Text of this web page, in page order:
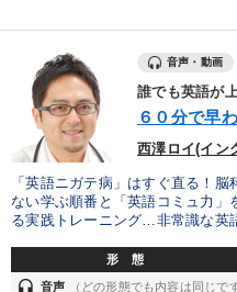
音声・動画
誰でも英語が
６０分で早
西澤ロイ(イン
「英語ニガテ病」はすぐ直る！
ない学ぶ順番と「英語コミュ力」
る実践トレーニング…非常識な英
形 態
headset 音声 （どの形態でも内容は同じで